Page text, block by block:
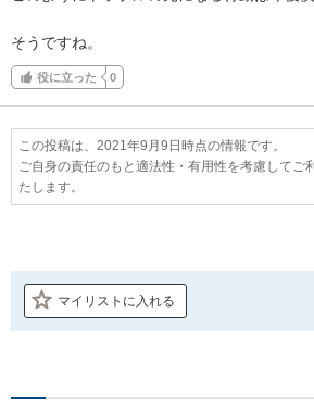
そうですね。
役に立った 0
この投稿は、2021年9月9日時点の情報です。
ご自身の責任のもと適法性・有用性を考慮してご
たします。
マイリストに入れる